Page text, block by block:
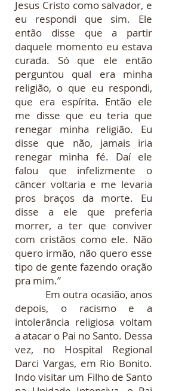
Jesus Cristo como salvador, e
eu respondi que sim. Ele
então disse que a partir
daquele momento eu estava
curada. Só que ele então
perguntou qual era minha
religião, o que eu respondi,
que era espírita. Então ele
me disse que eu teria que
renegar minha religião. Eu
disse que não, jamais iria
renegar minha fé. Daí ele
falou que infelizmente o
câncer voltaria e me levaria
pros braços da morte. Eu
disse a ele que preferia
morrer, a ter que conviver
com cristãos como ele. Não
quero irmão, não quero esse
tipo de gente fazendo oração
pra mim.”
Em outra ocasião, anos
depois, o racismo e a
intolerância religiosa voltam
a atacar o Pai no Santo. Dessa
vez, no Hospital Regional
Darci Vargas, em Rio Bonito.
Indo visitar um Filho de Santo